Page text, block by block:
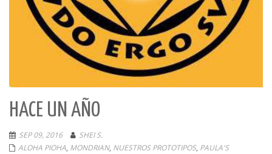
HACE UN AÑO
SEP 09, 2016
SHEI S.
ALOHA PIOHA, MONDRIAN, NUESTROS PROTOTIPOS, PAULA'S